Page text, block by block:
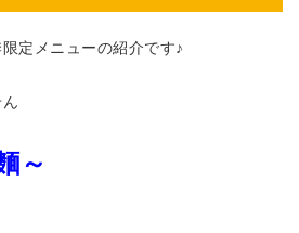
定メニューの紹介です♪
～